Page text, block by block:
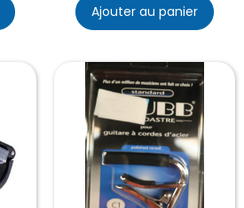
Ajouter au panier